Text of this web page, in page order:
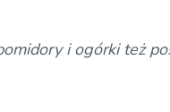
i ogórki też